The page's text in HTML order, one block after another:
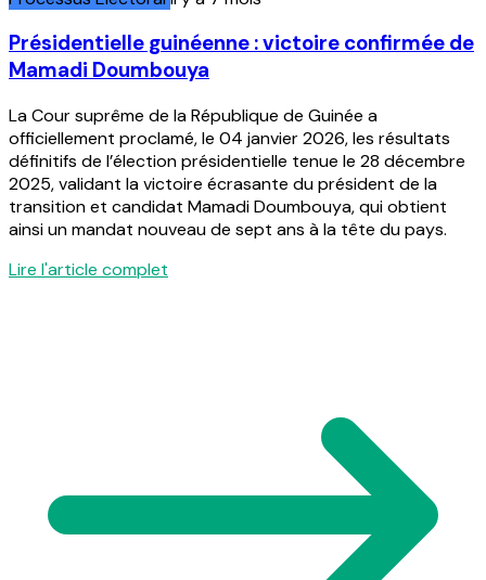
Présidentielle guinéenne : victoire confirmée de
Mamadi Doumbouya
La Cour suprême de la République de Guinée a
officiellement proclamé, le 04 janvier 2026, les résultats
définitifs de l’élection présidentielle tenue le 28 décembre
2025, validant la victoire écrasante du président de la
transition et candidat Mamadi Doumbouya, qui obtient
ainsi un mandat nouveau de sept ans à la tête du pays.
Lire l'article complet